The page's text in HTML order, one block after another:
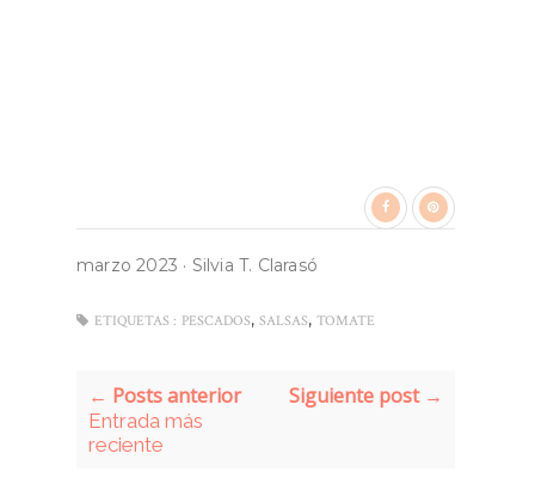
marzo 2023 · Silvia T. Clarasó
ETIQUETAS : PESCADOS, SALSAS, TOMATE
← Posts anterior
Entrada más
reciente
Siguiente post →